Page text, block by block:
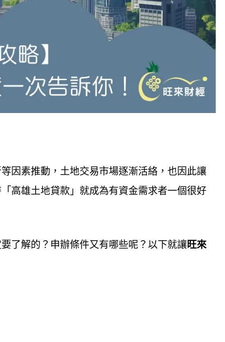
因素推動，土地交易市場逐漸活絡，也因此讓
高雄土地貸款」就成為有資金需求者一個很好
了解的？申辦條件又有哪些呢？以下就讓旺來